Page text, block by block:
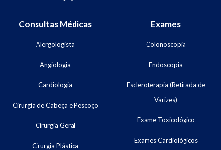
Consultas Médicas
Alergologista
Angiologia
Cardiologia
Cirurgia de Cabeça e Pescoço
Cirurgia Geral
Cirurgia Plástica
Exames
Colonoscopia
Endoscopia
Escleroterapia (Retirada de
Varizes)
Exame Toxicológico
Exames Cardiológicos